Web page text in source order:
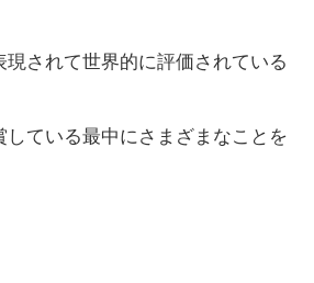
されて世界的に評価されている
している最中にさまざまなことを